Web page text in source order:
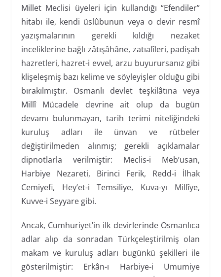
Millet Meclisi üyeleri için kullandığı “Efendiler”
hitabı ile, kendi üslûbunun veya o devir resmî
yazışmalarının gerekli kıldığı nezaket
inceliklerine bağlı zâtışâhâne, zatıalîleri, padişah
hazretleri, hazret-i evvel, arzu buyurursanız gibi
klişeleşmiş bazı kelime ve söyleyişler olduğu gibi
bırakılmıştır. Osmanlı devlet teşkilâtına veya
Millî Mücadele devrine ait olup da bugün
devamı bulunmayan, tarih terimi niteliğindeki
kuruluş adları ile ünvan ve rütbeler
değiştirilmeden alınmış; gerekli açıklamalar
dipnotlarla verilmiştir: Meclis-i Meb’usan,
Harbiye Nezareti, Birinci Ferik, Redd-i İlhak
Cemiyefi, Hey’et-i Temsiliye, Kuva-yı Millîye,
Kuvve-i Seyyare gibi.
Ancak, Cumhuriyet’in ilk devirlerinde Osmanlıca
adlar alıp da sonradan Türkçeleştirilmiş olan
makam ve kuruluş adları bugünkü şekilleri ile
gösterilmiştir: Erkân-ı Harbiye-i Umumiye